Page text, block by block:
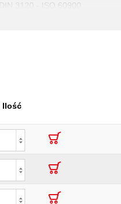
3120 - ISO 60900
Ilość